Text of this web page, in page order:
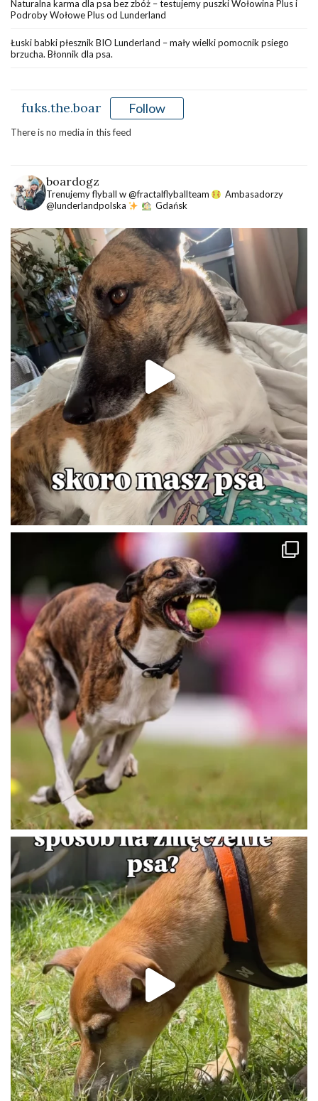
Naturalna karma dla psa bez zbóż – testujemy puszki Wołowina Plus i
Podroby Wołowe Plus od Lunderland
Łuski babki płesznik BIO Lunderland – mały wielki pomocnik psiego
brzucha. Błonnik dla psa.
fuks.the.boar Follow
There is no media in this feed
boardogz
Trenujemy flyball w @fractalflyballteam
Ambasadorzy
@lunderlandpolska
Gdańsk